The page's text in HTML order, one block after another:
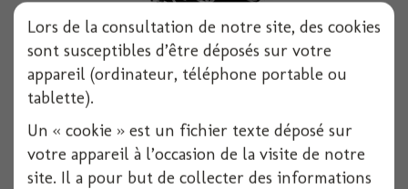
Ballon alu carre happy birthday 18 noir et...
1 pièces
Voir
Lors de la consultation de notre site, des cookies
sont susceptibles d’être déposés sur votre
appareil (ordinateur, téléphone portable ou
tablette).
Un « cookie » est un fichier texte déposé sur
votre appareil à l’occasion de la visite de notre
site. Il a pour but de collecter des informations